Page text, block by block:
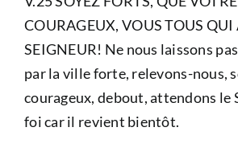
COURAGEUX, VOUS TOUS QUI
SEIGNEUR! Ne nous laissons
par la ville forte, relevons-nous,
courageux, debout, attendons le
foi car il revient bientôt.